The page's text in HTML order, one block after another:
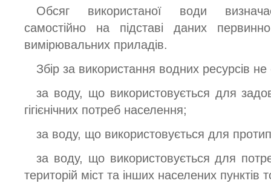
Обсяг використаної води
самостійно на підставі даних
вимірювальних приладів.
Збір за використання водних ресурсів
за воду, що використовується для
гігієнічних потреб населення;
за воду, що використовується для
за воду, що використовується для
територій міст та інших населених пунктів